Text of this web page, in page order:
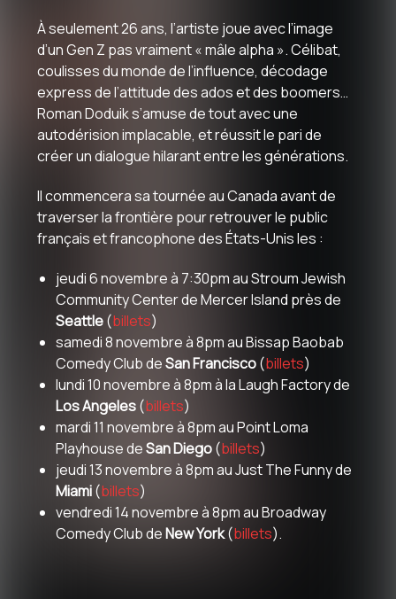
À seulement 26 ans, l’artiste joue avec l’image
d’un Gen Z pas vraiment « mâle alpha ». Célibat,
coulisses du monde de l’influence, décodage
express de l’attitude des ados et des boomers…
Roman Doduik s’amuse de tout avec une
autodérision implacable, et réussit le pari de
créer un dialogue hilarant entre les générations.
Il commencera sa tournée au Canada avant de
traverser la frontière pour retrouver le public
français et francophone des États-Unis les :
jeudi 6 novembre à 7:30pm au Stroum Jewish
Community Center de Mercer Island près de
Seattle(billets)
samedi 8 novembre à 8pm au Bissap Baobab
Comedy Club deSan Francisco(billets)
lundi 10 novembre à 8pm à la Laugh Factory de
Los Angeles(billets)
mardi 11 novembre à 8pm au Point Loma
Playhouse deSan Diego(billets)
jeudi 13 novembre à 8pm au Just The Funny de
Miami(billets)
vendredi 14 novembre à 8pm au Broadway
Comedy Club deNew York(billets).